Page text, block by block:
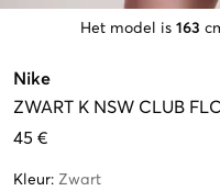
Het model is 163
Nike
ZWART K NSW CLUB
45 €
Kleur: Zwart